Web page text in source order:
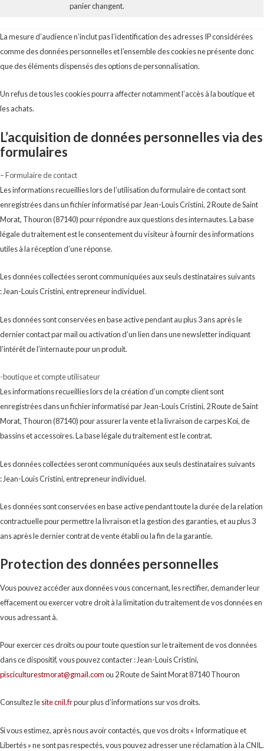
panier changent.
La mesure d’audience n’inclut pas l’identification des adresses IP considérées
comme des données personnelles et l’ensemble des cookies ne présente donc
que des éléments dispensés des options de personnalisation.
Un refus de tous les cookies pourra affecter notamment l’accès à la boutique et
les achats.
L’acquisition de données personnelles via des
formulaires
– Formulaire de contact
Les informations recueillies lors de l’utilisation du formulaire de contact sont
enregistrées dans un fichier informatisé par Jean-Louis Cristini, 2 Route de Saint
Morat, Thouron (87140) pour répondre aux questions des internautes. La base
légale du traitement est le consentement du visiteur à fournir des informations
utiles à la réception d’une réponse.
Les données collectées seront communiquées aux seuls destinataires suivants
: Jean-Louis Cristini, entrepreneur individuel.
Les données sont conservées en base active pendant au plus 3 ans après le
dernier contact par mail ou activation d’un lien dans une newsletter indiquant
l’intérêt de l’internaute pour un produit.
-boutique et compte utilisateur
Les informations recueillies lors de la création d’un compte client sont
enregistrées dans un fichier informatisé par Jean-Louis Cristini, 2 Route de Saint
Morat, Thouron (87140) pour assurer la vente et la livraison de carpes Koi, de
bassins et accessoires. La base légale du traitement est le contrat.
Les données collectées seront communiquées aux seuls destinataires suivants
: Jean-Louis Cristini, entrepreneur individuel.
Les données sont conservées en base active pendant toute la durée de la relation
contractuelle pour permettre la livraison et la gestion des garanties, et au plus 3
ans après le dernier contrat de vente établi ou la fin de la garantie.
Protection des données personnelles
Vous pouvez accéder aux données vous concernant, les rectifier, demander leur
effacement ou exercer votre droit à la limitation du traitement de vos données en
vous adressant à.
Pour exercer ces droits ou pour toute question sur le traitement de vos données
dans ce dispositif, vous pouvez contacter : Jean-Louis Cristini,
pisciculturestmorat@gmail.comou 2 Route de Saint Morat 87140 Thouron
Consultez lesite cnil.frpour plus d’informations sur vos droits.
Si vous estimez, après nous avoir contactés, que vos droits « Informatique et
Libertés » ne sont pas respectés, vous pouvez adresser une réclamation à la CNIL.